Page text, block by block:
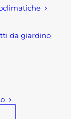
da giardino
evita la
e